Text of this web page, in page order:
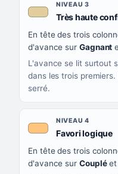
NIVEAU 3
Très haute
En tête des trois
d'avance sur Gagnant
L'avance se lit surtout
dans les trois
serré.
NIVEAU 4
Favori logique,
En tête des trois
d'avance sur Coupléet